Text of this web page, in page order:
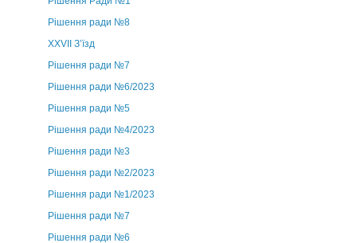
Рішення ради №8
ХХVII З’їзд
Рішення ради №7
Рішення ради №6/2023
Рішення ради №5
Рішення ради №4/2023
Рішення ради №3
Рішення ради №2/2023
Рішення ради №1/2023
Рішення ради №7
Рішення ради №6